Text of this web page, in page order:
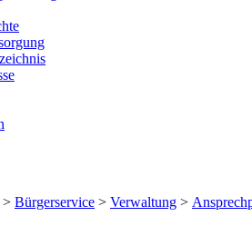
> Bürgerservice > Verwaltung >